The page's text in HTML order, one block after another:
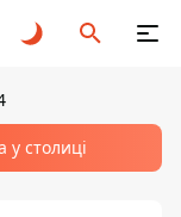
у столиці